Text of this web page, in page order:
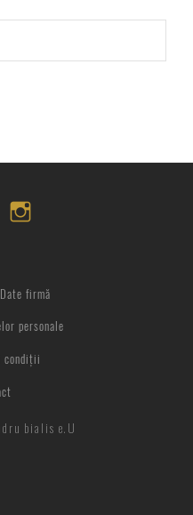
personale
firmă
bialis e.U
condiții